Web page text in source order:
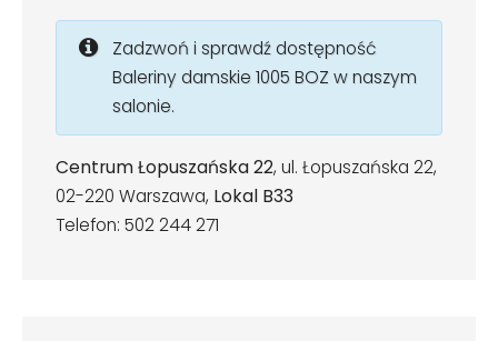
Zadzwoń i sprawdź dostępność
Baleriny damskie 1005 BOZ w naszym
salonie.
Centrum Łopuszańska 22, ul. Łopuszańska 22,
02-220 Warszawa, Lokal B33
Telefon: 502 244 271